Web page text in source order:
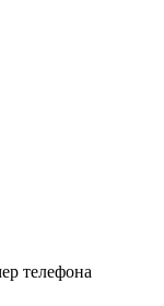
телефона